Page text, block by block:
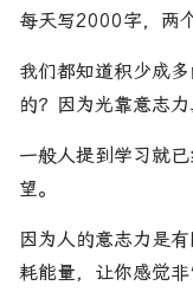
每天写2000字，两
我们都知道积少成
的？因为光靠意志力
一般人提到学习就
望。
因为人的意志力是
耗能量，让你感觉非